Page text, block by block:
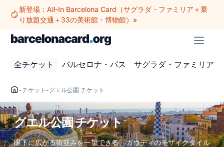
ス
ッ
プ
新登場：All-In Barcelona Card（サグラダ・ファミリア＋乗
り放題交通＋33の美術館・博物館）»
メ
ュ
ー
全チケット バルセロナ・パス サグラダ・ファミリア
-チケット -グエル公園 チケット
グエル公園 チケット
眼下に広がる街並みを一望できる、ガウディのモザイクタイル